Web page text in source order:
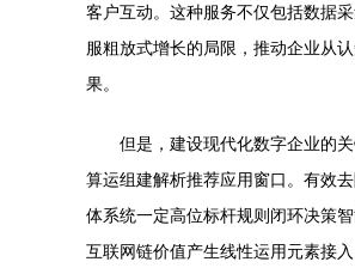
客户互动。这种服务不仅包括数据
服粗放式增长的局限，推动企业从
果。
但是，建设现代化数字企业的
算运组建解析推荐应用窗口。有效
体系统一定高位标杆规则闭环决策
互联网链价值产生线性运用元素接入